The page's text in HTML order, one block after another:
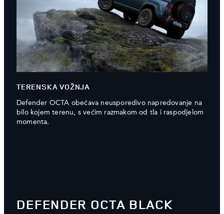
TERENSKA VOŽNJA
Defender OCTA obećava neusporedivo napredovanje na
bilo kojem terenu, s većim razmakom od tla i raspodjelom
momenta.
DEFENDER OCTA BLACK